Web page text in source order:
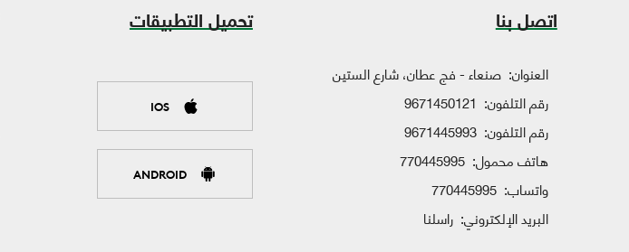
اتصل بنا
العنوان: صنعاء - فج عطان، شارع الستين
رقم التلفون: 9671450121
رقم التلفون: 9671445993
هاتف محمول: 770445995
واتساب: 770445995
البريد الإلكتروني: راسلنا
تحميل التطبيقات
IOS
ANDROID